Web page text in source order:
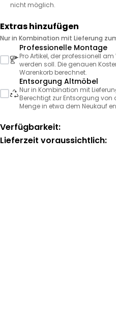
nicht möglich.
Extras hinzufügen
Nur in Kombination mit Lieferung
Professionelle Montage
Pro Artikel, der professionell
werden soll. Die genauen
Warenkorb berechnet.
Entsorgung Altmöbel
Nur in Kombination mit
Berechtigt zur Entsorgung von
Menge in etwa dem Neukauf
Verfügbarkeit:
Lieferzeit voraussichtlich: